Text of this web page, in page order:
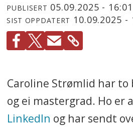
PUBLISERT 05.09.2025 - 16:01
SIST OPPDATERT 10.09.2025 -
Caroline Strømlid har to
og ei mastergrad. Ho er
LinkedIn og har sendt